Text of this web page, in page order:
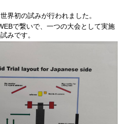
界初の試みが行われました。
で繋いで、一つの大会として実施
みです。